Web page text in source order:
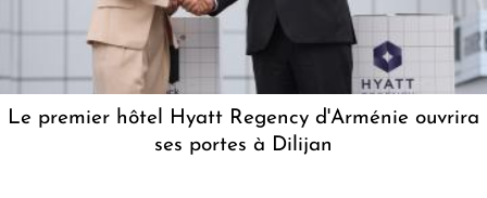
Le premier hôtel Hyatt Regency d'Arménie ouvrira
ses portes à Dilijan